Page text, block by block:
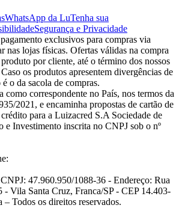
WhatsApp da LuTenha sua
Segurança e Privacidade
exclusivos para compras via
nas lojas físicas. Ofertas válidas na compra
por cliente, até o término dos nossos
os produtos apresentem divergências de
o da sacola de compras.
correspondente no País, nos termos da
2021, e encaminha propostas de cartão de
para a Luizacred S.A Sociedade de
e Investimento inscrita no CNPJ sob o nº
47.960.950/1088-36 - Endereço: Rua
Vila Santa Cruz, Franca/SP - CEP 14.403-
Todos os direitos reservados.